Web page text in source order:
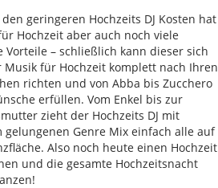
geringeren Hochzeits DJ Kosten hat
Hochzeit aber auch noch viele
Vorteile – schließlich kann dieser sich
Musik für Hochzeit komplett nach Ihren
richten und von Abba bis Zucchero
erfüllen. Vom Enkel bis zur
zieht der Hochzeits DJ mit
gelungenen Genre Mix einfach alle auf
Also noch heute einen Hochzeit
und die gesamte Hochzeitsnacht